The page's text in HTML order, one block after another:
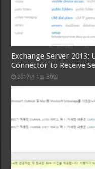
Exchange Server 2013:
Connector to Receive
2017년 1월 30일